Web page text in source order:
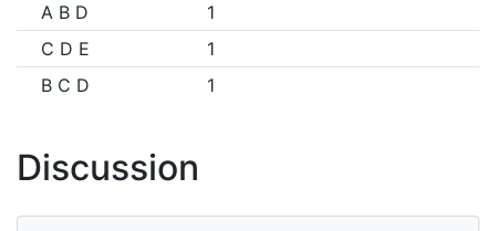
A B D
1
C D E
1
B C D
1
Discussion